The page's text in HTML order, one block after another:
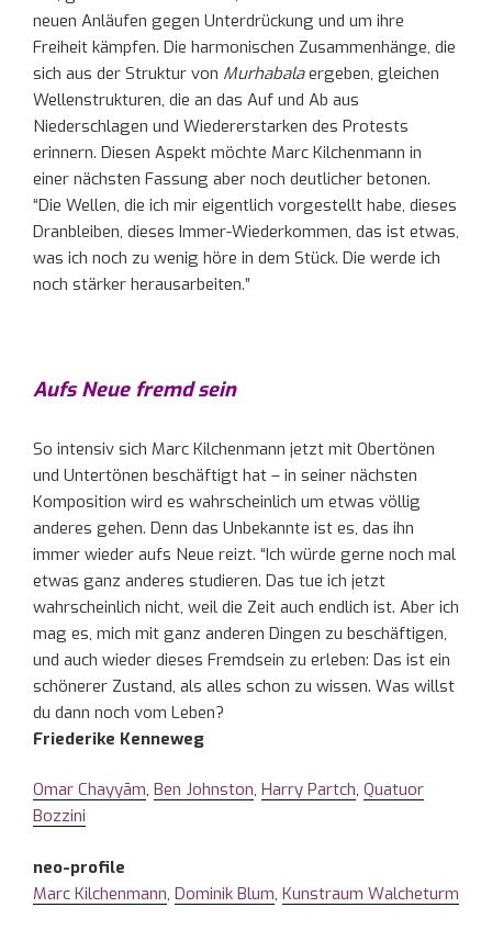
neuen Anläufen gegen Unterdrückung und um ihre
Freiheit kämpfen. Die harmonischen Zusammenhänge, die
sich aus der Struktur von Murhabalaergeben, gleichen
Wellenstrukturen, die an das Auf und Ab aus
Niederschlagen und Wiedererstarken des Protests
erinnern. Diesen Aspekt möchte Marc Kilchenmann in
einer nächsten Fassung aber noch deutlicher betonen.
“Die Wellen, die ich mir eigentlich vorgestellt habe, dieses
Dranbleiben, dieses Immer-Wiederkommen, das ist etwas,
was ich noch zu wenig höre in dem Stück. Die werde ich
noch stärker herausarbeiten.”
Aufs Neue fremd sein
So intensiv sich Marc Kilchenmann jetzt mit Obertönen
und Untertönen beschäftigt hat – in seiner nächsten
Komposition wird es wahrscheinlich um etwas völlig
anderes gehen. Denn das Unbekannte ist es, das ihn
immer wieder aufs Neue reizt. “Ich würde gerne noch mal
etwas ganz anderes studieren. Das tue ich jetzt
wahrscheinlich nicht, weil die Zeit auch endlich ist. Aber ich
mag es, mich mit ganz anderen Dingen zu beschäftigen,
und auch wieder dieses Fremdsein zu erleben: Das ist ein
schönerer Zustand, als alles schon zu wissen. Was willst
du dann noch vom Leben?
Friederike Kenneweg
Omar Chayyām, Ben Johnston, Harry Partch, Quatuor
Bozzini
neo-profile
Marc Kilchenmann, Dominik Blum, Kunstraum Walcheturm